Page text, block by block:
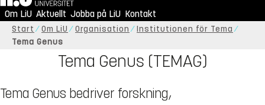
Om LiU Aktuellt Jobba på LiU Kontakt
Start Om LiU Organisation
Institutionen för Tema
Tema Genus
Tema Genus (TEMAG)
Tema Genus bedriver forskning,